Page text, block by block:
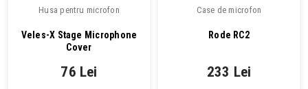
Husa pentru microfon
Veles-X Stage Microphone
Cover
76 Lei
Case de microfon
Rode RC2
233 Lei